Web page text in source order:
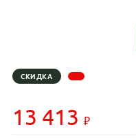
СКИДКА
13 413